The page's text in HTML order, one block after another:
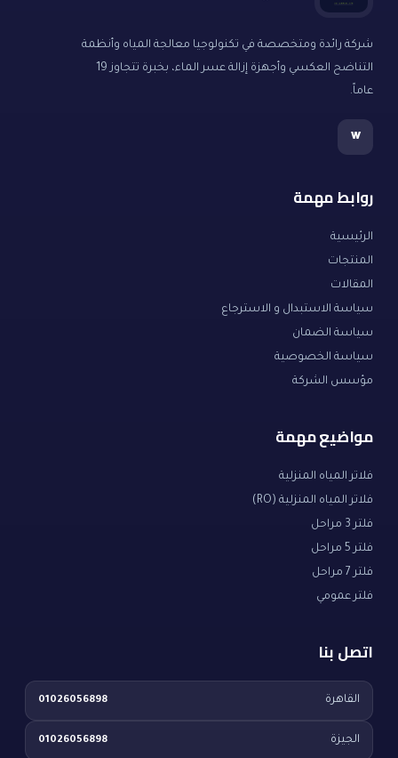
شركة رائدة ومتخصصة في تكنولوجيا معالجة المياه وأنظمة
التناضح العكسي وأجهزة إزالة عسر الماء، بخبرة تتجاوز 19
عاماً.
w
روابط مهمة
الرئيسية
المنتجات
المقالات
سياسة الاستبدال و الاسترجاع
سياسة الضمان
سياسة الخصوصية
مؤسس الشركة
مواضيع مهمة
فلاتر المياه المنزلية
فلاتر المياه المنزلية (RO)
فلتر 3 مراحل
فلتر 5 مراحل
فلتر 7 مراحل
فلتر عمومي
اتصل بنا
القاهرة 01026056898
الجيزة 01026056898